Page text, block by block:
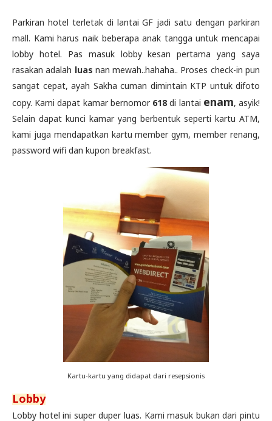
Parkiran hotel terletak di lantai GF jadi satu dengan parkiran
mall. Kami harus naik beberapa anak tangga untuk mencapai
lobby hotel. Pas masuk lobby kesan pertama yang saya
rasakan adalah luas nan mewah..hahaha.. Proses check-in pun
sangat cepat, ayah Sakha cuman dimintain KTP untuk difoto
copy. Kami dapat kamar bernomor 618di lantai enam, asyik!
Selain dapat kunci kamar yang berbentuk seperti kartu ATM,
kami juga mendapatkan kartu member gym, member renang,
password wifi dan kupon breakfast.
Kartu-kartu yang didapat dari resepsionis
Lobby
Lobby hotel ini super duper luas. Kami masuk bukan dari pintu